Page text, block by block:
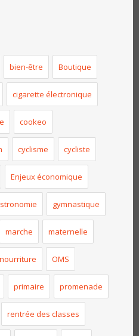
bien-être Boutique
cigarette électronique
cookeo
cyclisme cycliste
Enjeux économique
gymnastique
marche maternelle
nourriture OMS
primaire promenade
rentrée des classes